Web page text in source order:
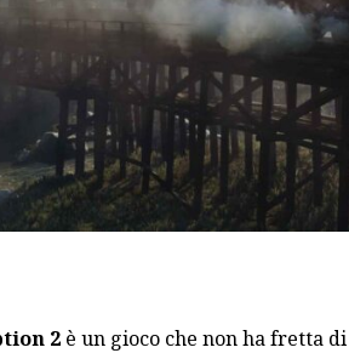
2è un gioco che non ha fretta